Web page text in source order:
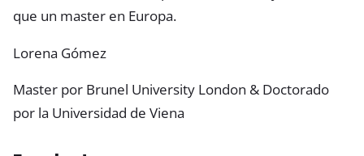
que un master en Europa.
Lorena Gómez
Master por Brunel University London & Doctorado
por la Universidad de Viena